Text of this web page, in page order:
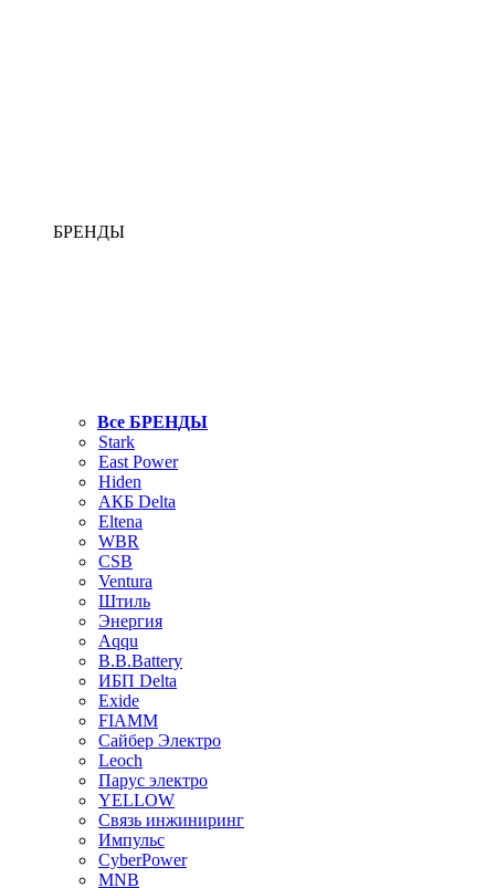
БРЕНДЫ
Все БРЕНДЫ
Stark
East Power
Hiden
АКБ Delta
Eltena
WBR
CSB
Ventura
Штиль
Энергия
Aqqu
B.B.Bаttery
ИБП Delta
Exide
FIAMM
Сайбер Электро
Leoch
Парус электро
YELLOW
Связь инжиниринг
Импульс
CyberPower
MNB